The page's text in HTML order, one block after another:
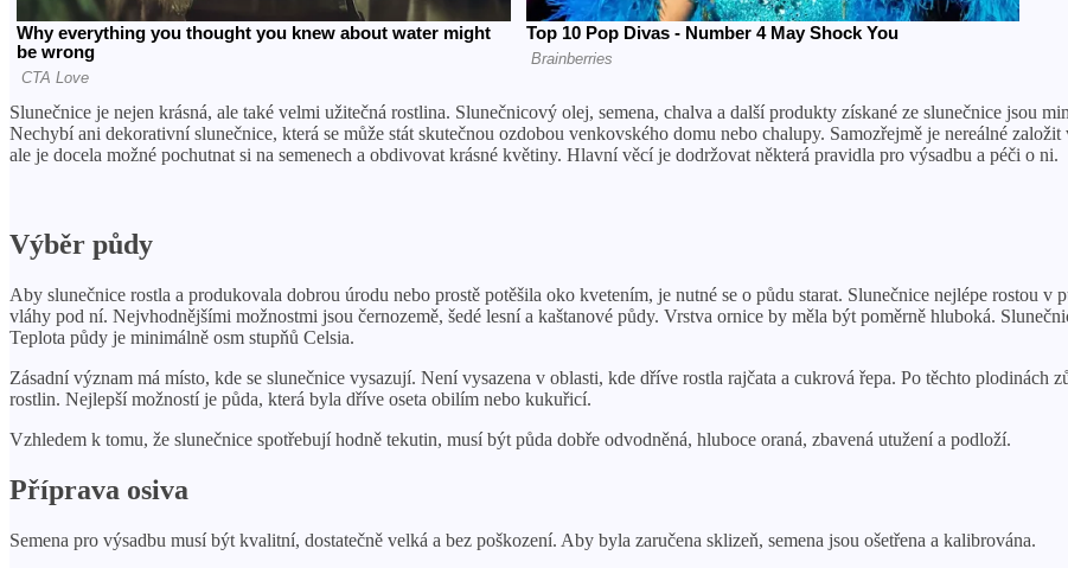
Slunečnice je nejen krásná, ale také velmi užitečná rostlina. Slunečnicový olej, semena, chalva a další produkty získané ze slunečnice jsou
Nechybí ani dekorativní slunečnice, která se může stát skutečnou ozdobou venkovského domu nebo chalupy. Samozřejmě je nereálné
ale je docela možné pochutnat si na semenech a obdivovat krásné květiny. Hlavní věcí je dodržovat některá pravidla pro výsadbu a péči o ni.
Výběr půdy
Aby slunečnice rostla a produkovala dobrou úrodu nebo prostě potěšila oko kvetením, je nutné se o půdu starat. Slunečnice nejlépe rostou v
vláhy pod ní. Nejvhodnějšími možnostmi jsou černozemě, šedé lesní a kaštanové půdy. Vrstva ornice by měla být poměrně hluboká.
Teplota půdy je minimálně osm stupňů Celsia.
Zásadní význam má místo, kde se slunečnice vysazují. Není vysazena v oblasti, kde dříve rostla rajčata a cukrová řepa. Po těchto
rostlin. Nejlepší možností je půda, která byla dříve oseta obilím nebo kukuřicí.
Vzhledem k tomu, že slunečnice spotřebují hodně tekutin, musí být půda dobře odvodněná, hluboce oraná, zbavená utužení a podloží.
Příprava osiva
Semena pro výsadbu musí být kvalitní, dostatečně velká a bez poškození. Aby byla zaručena sklizeň, semena jsou ošetřena a kalibrována.